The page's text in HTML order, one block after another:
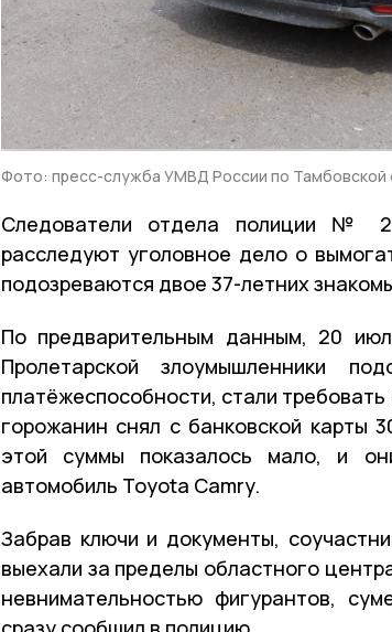
Фото: пресс-служба УМВД России по Тамбовской
Следователи отдела полиции №
расследуют уголовное дело о
подозреваются двое 37-летних
По предварительным данным, 20
Пролетарской злоумышленники
платёжеспособности, стали
горожанин снял с банковской карты
этой суммы показалось мало, и
автомобиль Toyota Camry.
Забрав ключи и документы,
выехали за пределы областного
невнимательностью фигурантов,